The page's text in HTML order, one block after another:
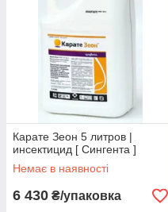
Карате Зеон 5 литров |
инсектицид [ Сингента ]
Немає в наявності
6 430 ₴/упаковка